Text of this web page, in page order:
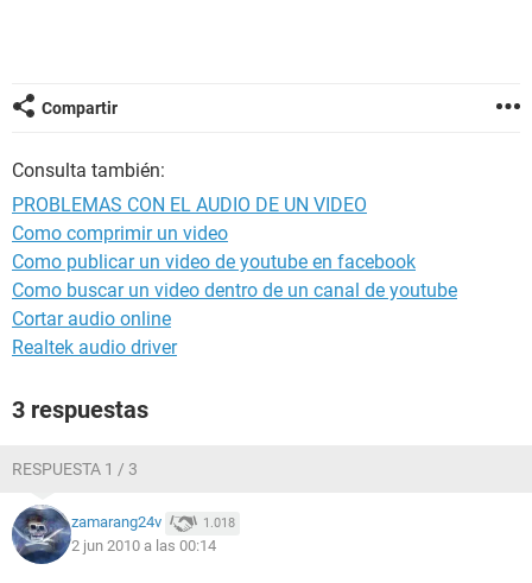
Compartir
Consulta también:
PROBLEMAS CON EL AUDIO DE UN VIDEO
Como comprimir un video
Como publicar un video de youtube en facebook
Como buscar un video dentro de un canal de youtube
Cortar audio online
Realtek audio driver
3 respuestas
RESPUESTA 1 / 3
zamarang24v 1.018
2 jun 2010 a las 00:14